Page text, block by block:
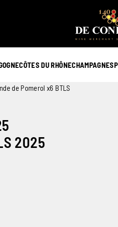
CÔTES DU RHÔNECHAMPAGNE
de Pomerol x6 BTLS
2025